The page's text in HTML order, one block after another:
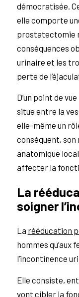
démocratisée.
elle comporte
prostatectomie
conséquences
urinaire et les
perte de
D’un point de
situe entre la
elle-même un
conséquent,
anatomique
affecter la
La
soigner
La rééducation
hommes qu’aux
l’incontinence
Elle consiste,
vont cibler la